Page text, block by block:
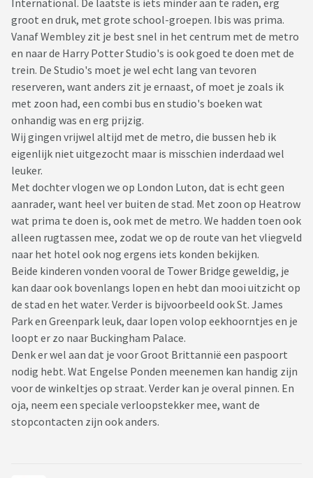
International. De laatste is iets minder aan te raden, erg
groot en druk, met grote school-groepen. Ibis was prima.
Vanaf Wembley zit je best snel in het centrum met de metro
en naar de Harry Potter Studio's is ook goed te doen met de
trein. De Studio's moet je wel echt lang van tevoren
reserveren, want anders zit je ernaast, of moet je zoals ik
met zoon had, een combi bus en studio's boeken wat
onhandig was en erg prijzig.
Wij gingen vrijwel altijd met de metro, die bussen heb ik
eigenlijk niet uitgezocht maar is misschien inderdaad wel
leuker.
Met dochter vlogen we op London Luton, dat is echt geen
aanrader, want heel ver buiten de stad. Met zoon op Heatrow
wat prima te doen is, ook met de metro. We hadden toen ook
alleen rugtassen mee, zodat we op de route van het vliegveld
naar het hotel ook nog ergens iets konden bekijken.
Beide kinderen vonden vooral de Tower Bridge geweldig, je
kan daar ook bovenlangs lopen en hebt dan mooi uitzicht op
de stad en het water. Verder is bijvoorbeeld ook St. James
Park en Greenpark leuk, daar lopen volop eekhoorntjes en je
loopt er zo naar Buckingham Palace.
Denk er wel aan dat je voor Groot Brittannië een paspoort
nodig hebt. Wat Engelse Ponden meenemen kan handig zijn
voor de winkeltjes op straat. Verder kan je overal pinnen. En
oja, neem een speciale verloopstekker mee, want de
stopcontacten zijn ook anders.